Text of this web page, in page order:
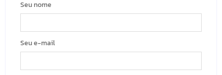
Seu nome
Seu e-mail